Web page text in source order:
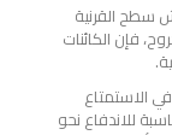
القرنية
فإن الكائنات
الاستمتاع
للاندفاع نحو